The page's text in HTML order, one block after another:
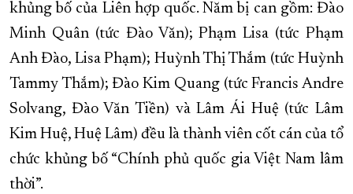
khủng bố của Liên hợp quốc. Năm bị can gồm: Đào
Minh Quân (tức Đào Văn); Phạm Lisa (tức Phạm
Anh Đào, Lisa Phạm); Huỳnh Thị Thắm (tức Huỳnh
Tammy Thắm); Đào Kim Quang (tức Francis Andre
Solvang, Đào Văn Tiền) và Lâm Ái Huệ (tức Lâm
Kim Huệ, Huệ Lâm) đều là thành viên cốt cán của tổ
chức khủng bố “Chính phủ quốc gia Việt Nam lâm
thời”.